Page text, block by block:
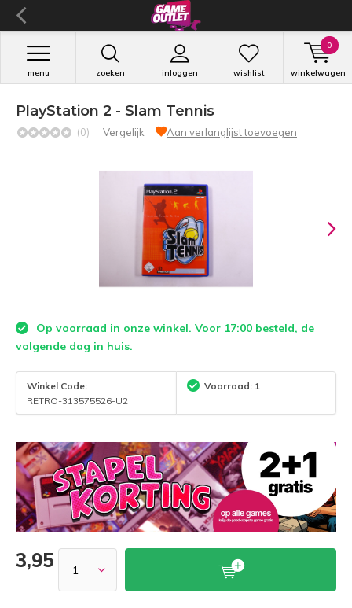
zoeken inloggen
menu wishlist winkelwagen
0
PlayStation 2 - Slam Tennis
(0) Vergelijk Aan verlanglijst toevoegen
Op voorraad in onze winkel. Voor 17:00 besteld, de
volgende dag in huis.
Winkel Code:
RETRO-313575526-U2
Voorraad: 1
3,95